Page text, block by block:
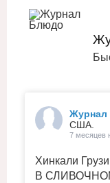
США.
7 месяцев
Хинкали
В